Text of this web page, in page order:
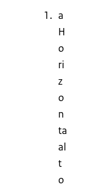
a
H
o
ri
z
o
n
ta
al
t
o